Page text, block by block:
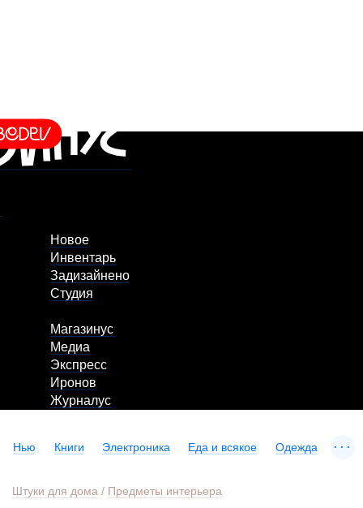
Новое
Инвентарь
Задизайнено
Студия
Магазинус
Медиа
Экспресс
Иронов
Журналус
Нью Книги Электроника Еда и всякое Одежда ...
Штуки для дома / Предметы интерьера